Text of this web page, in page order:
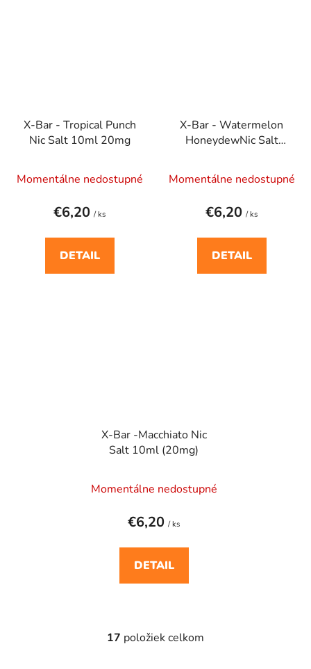
X-Bar - Tropical Punch
Nic Salt 10ml 20mg
Momentálne nedostupné
€6,20 / ks
DETAIL
X-Bar - Watermelon
HoneydewNic Salt
Momentálne nedostupné
€6,20 / ks
DETAIL
X-Bar -Macchiato Nic
Salt 10ml (20mg)
Momentálne nedostupné
€6,20 / ks
DETAIL
O
17 položiek celkom